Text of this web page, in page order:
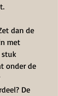
dan de
met
stuk
onder de
De